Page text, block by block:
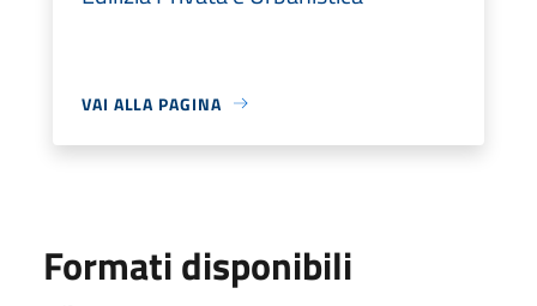
VAI ALLA PAGINA
Formati disponibili